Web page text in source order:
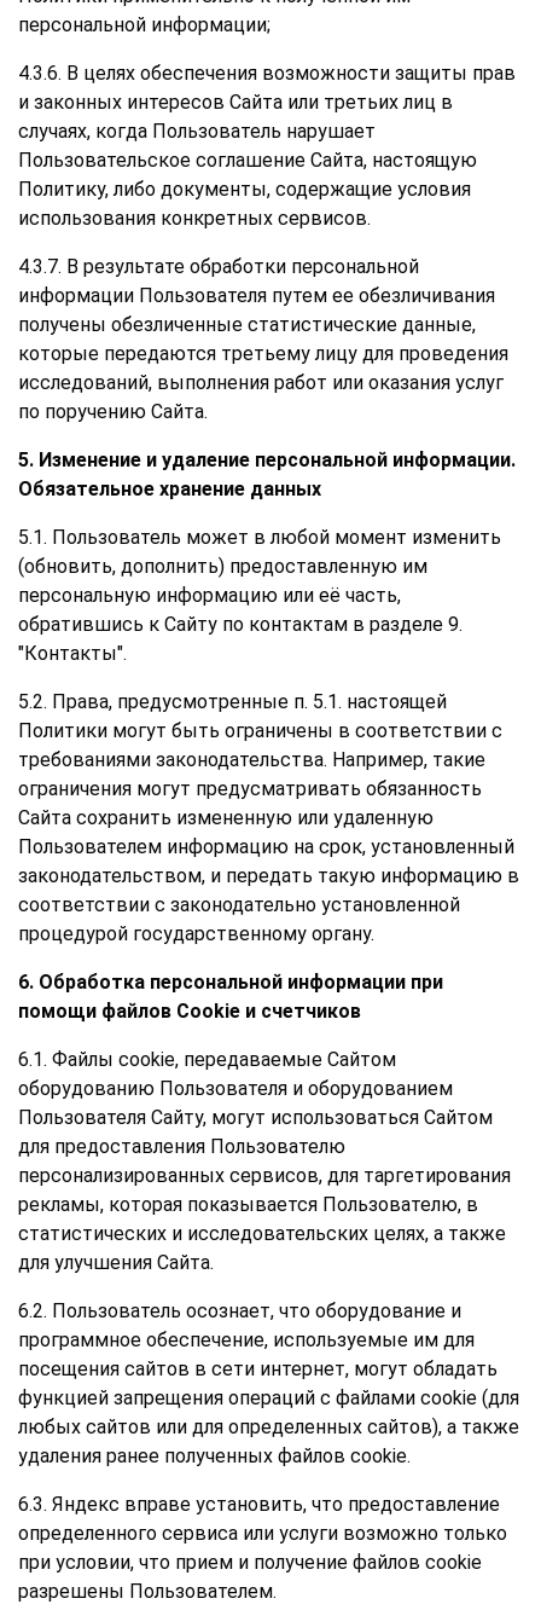
персональной информации;
4.3.6. В целях обеспечения возможности защиты прав
и законных интересов Сайта или третьих лиц в
случаях, когда Пользователь нарушает
Пользовательское соглашение Сайта, настоящую
Политику, либо документы, содержащие условия
использования конкретных сервисов.
4.3.7. В результате обработки персональной
информации Пользователя путем ее обезличивания
получены обезличенные статистические данные,
которые передаются третьему лицу для проведения
исследований, выполнения работ или оказания услуг
по поручению Сайта.
5. Изменение и удаление персональной информации.
Обязательное хранение данных
5.1. Пользователь может в любой момент изменить
(обновить, дополнить) предоставленную им
персональную информацию или её часть,
обратившись к Сайту по контактам в разделе 9.
"Контакты".
5.2. Права, предусмотренные п. 5.1. настоящей
Политики могут быть ограничены в соответствии с
требованиями законодательства. Например, такие
ограничения могут предусматривать обязанность
Сайта сохранить измененную или удаленную
Пользователем информацию на срок, установленный
законодательством, и передать такую информацию в
соответствии с законодательно установленной
процедурой государственному органу.
6. Обработка персональной информации при
помощи файлов Cookie и счетчиков
6.1. Файлы cookie, передаваемые Сайтом
оборудованию Пользователя и оборудованием
Пользователя Сайту, могут использоваться Сайтом
для предоставления Пользователю
персонализированных сервисов, для таргетирования
рекламы, которая показывается Пользователю, в
статистических и исследовательских целях, а также
для улучшения Сайта.
6.2. Пользователь осознает, что оборудование и
программное обеспечение, используемые им для
посещения сайтов в сети интернет, могут обладать
функцией запрещения операций с файлами cookie (для
любых сайтов или для определенных сайтов), а также
удаления ранее полученных файлов cookie.
6.3. Яндекс вправе установить, что предоставление
определенного сервиса или услуги возможно только
при условии, что прием и получение файлов cookie
разрешены Пользователем.